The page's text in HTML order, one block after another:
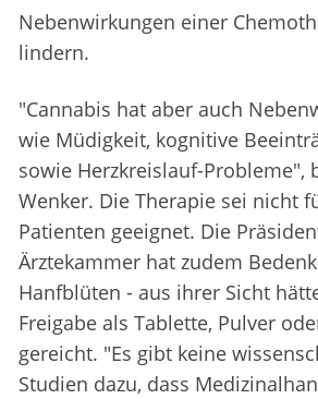
Nebenwirkungen einer
lindern.
"Cannabis hat aber auch
wie Müdigkeit, kognitive
sowie Herzkreislauf-Probleme",
Wenker. Die Therapie sei nicht
Patienten geeignet. Die
Ärztekammer hat zudem
Hanfblüten - aus ihrer Sicht
Freigabe als Tablette, Pulver
gereicht. "Es gibt keine
Studien dazu, dass